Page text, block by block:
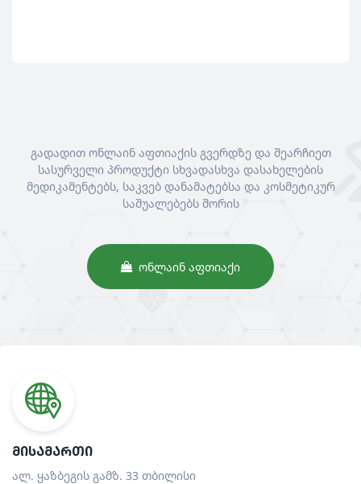
გადადით ონლაინ აფთიაქის გვერდზე და შეარჩიეთ
სასურველი პროდუქტი სხვადასხვა დასახელების
მედიკამენტებს, საკვებ დანამატებსა და კოსმეტიკურ
საშუალებებს შორის
ᲝᲜᲚᲐᲘᲜ ᲐᲤᲗᲘᲐᲥᲘ
ᲛᲘᲡᲐᲛᲐᲠᲗᲘ
ალ. ყაზბეგის გამზ. 33 თბილისი